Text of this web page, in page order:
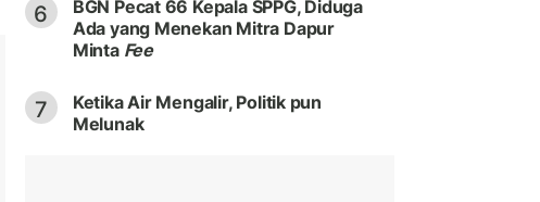
6
BGN Pecat 66 Kepala SPPG, Diduga
Ada yang Menekan Mitra Dapur
Minta Fee
7
Ketika Air Mengalir, Politik pun
Melunak